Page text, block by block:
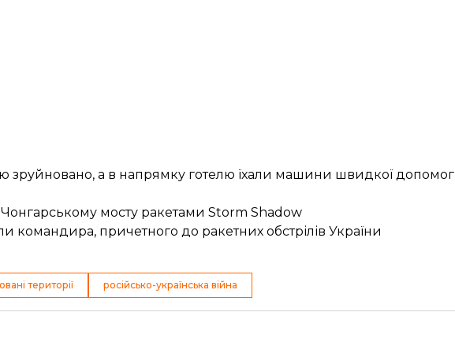
зруйновано, а в напрямку готелю їхали машини швидкої
мосту ракетами Storm Shadow
командира, причетного до ракетних обстрілів України
території російсько-українська війна